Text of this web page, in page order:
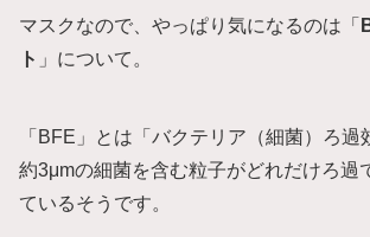
マスクなので、やっぱり気になるのは「
ト 」について。
「BFE」とは「バクテリア（細菌）ろ過
約3μmの細菌を含む粒子がどれだけろ過
ているそうです。